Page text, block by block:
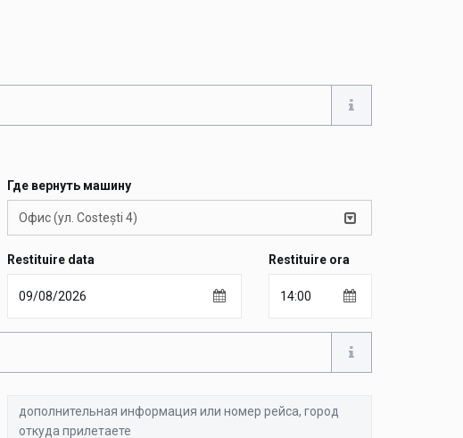
Где вернуть машину
Офис (ул. Costești 4)
Restituire data Restituire ora